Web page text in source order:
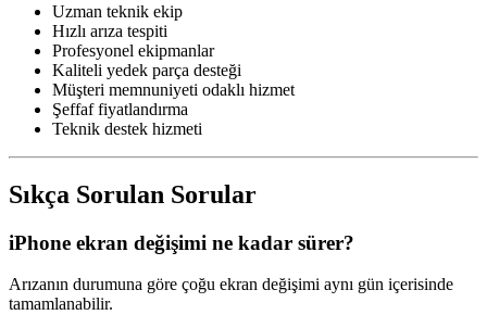
Uzman teknik ekip
Hızlı arıza tespiti
Profesyonel ekipmanlar
Kaliteli yedek parça desteği
Müşteri memnuniyeti odaklı hizmet
Şeffaf fiyatlandırma
Teknik destek hizmeti
Sıkça Sorulan Sorular
iPhone ekran değişimi ne kadar sürer?
Arızanın durumuna göre çoğu ekran değişimi aynı gün içerisinde
tamamlanabilir.